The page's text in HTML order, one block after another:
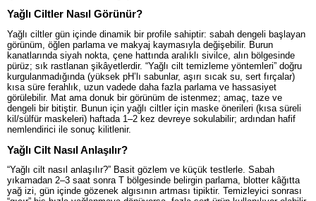
Yağlı Ciltler Nasıl Görünür?
Yağlı ciltler gün içinde dinamik bir profile sahiptir: sabah dengeli başlayan
görünüm, öğlen parlama ve makyaj kaymasıyla değişebilir. Burun
kanatlarında siyah nokta, çene hattında aralıklı sivilce, alın bölgesinde
pürüz; sık rastlanan şikâyetlerdir. “Yağlı cilt temizleme yöntemleri” doğru
kurgulanmadığında (yüksek pH’lı sabunlar, aşırı sıcak su, sert fırçalar)
kısa süre ferahlık, uzun vadede daha fazla parlama ve hassasiyet
görülebilir. Mat ama donuk bir görünüm de istenmez; amaç, taze ve
dengeli bir bitiştir. Bunun için yağlı ciltler için maske önerileri (kısa süreli
kil/sülfür maskeleri) haftada 1–2 kez devreye sokulabilir; ardından hafif
nemlendirici ile sonuç kilitlenir.
Yağlı Cilt Nasıl Anlaşılır?
“Yağlı cilt nasıl anlaşılır?” Basit gözlem ve küçük testlerle. Sabah
yıkamadan 2–3 saat sonra T bölgesinde belirgin parlama, blotter kâğıtta
yağ izi, gün içinde gözenek algısının artması tipiktir. Temizleyici sonrası